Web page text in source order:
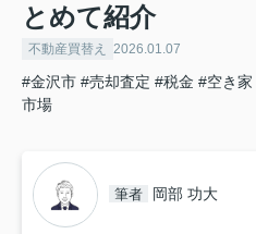
とめて紹介
不動産買替え 2026.01.07
#金沢市 #売却査定 #税金 #空き家
市場
筆者 岡部 功大